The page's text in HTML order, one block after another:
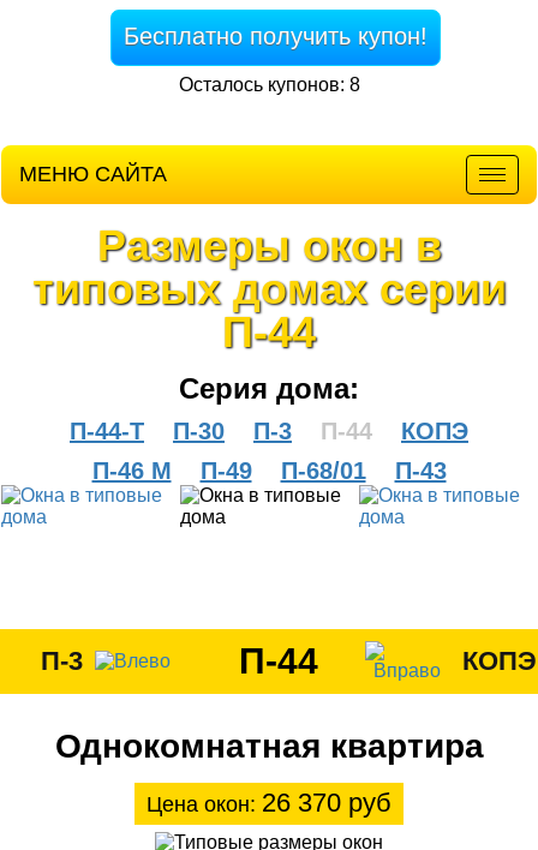
Бесплатно получить купон!
Осталось купонов: 8
МЕНЮ САЙТА
Размеры окон в
типовых домах серии
П-44
Серия дома:
П-44-Т П-30 П-3 П-44
КОПЭ
П-46 М
П-49 П-68/01 П-43
П-3 П-44 КОПЭ
Однокомнатная квартира
Цена окон: 26 370 руб